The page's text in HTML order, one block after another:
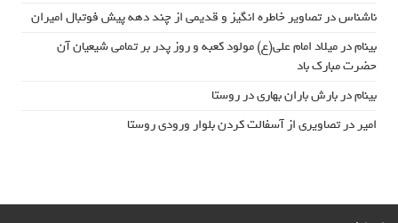
ناشناسدرتصاویر خاطره انگیز و قدیمی از چند دهه پیش فوتبال امیران
بینامدرمیلاد امام علی(ع) مولود کعبه و روز پدر بر تمامی شیعیان آن
حضرت مبارک باد
بینامدربارش باران بهاری در روستا
امیردرتصاویری از آسفالت کردن بلوار ورودی روستا